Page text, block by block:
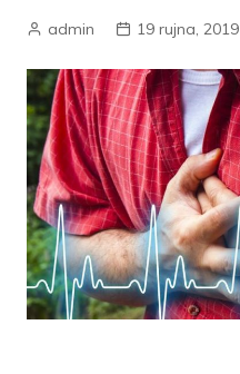
admin 19 rujna, 2019